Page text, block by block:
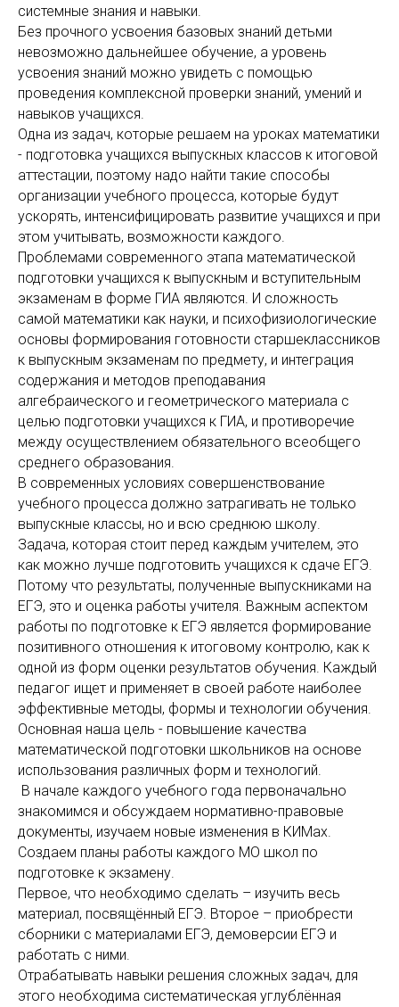
системные знания и навыки.
Без прочного усвоения базовых знаний детьми
невозможно дальнейшее обучение, а уровень
усвоения знаний можно увидеть с помощью
проведения комплексной проверки знаний, умений и
навыков учащихся.
Одна из задач, которые решаем на уроках математики
- подготовка учащихся выпускных классов к итоговой
аттестации, поэтому надо найти такие способы
организации учебного процесса, которые будут
ускорять, интенсифицировать развитие учащихся и при
этом учитывать, возможности каждого.
Проблемами современного этапа математической
подготовки учащихся к выпускным и вступительным
экзаменам в форме ГИА являются. И сложность
самой математики как науки, и психофизиологические
основы формирования готовности старшеклассников
к выпускным экзаменам по предмету, и интеграция
содержания и методов преподавания
алгебраического и геометрического материала с
целью подготовки учащихся к ГИА, и противоречие
между осуществлением обязательного всеобщего
среднего образования.
В современных условиях совершенствование
учебного процесса должно затрагивать не только
выпускные классы, но и всю среднюю школу.
Задача, которая стоит перед каждым учителем, это
как можно лучше подготовить учащихся к сдаче ЕГЭ.
Потому что результаты, полученные выпускниками на
ЕГЭ, это и оценка работы учителя. Важным аспектом
работы по подготовке к ЕГЭ является формирование
позитивного отношения к итоговому контролю, как к
одной из форм оценки результатов обучения. Каждый
педагог ищет и применяет в своей работе наиболее
эффективные методы, формы и технологии обучения.
Основная наша цель - повышение качества
математической подготовки школьников на основе
использования различных форм и технологий.
В начале каждого учебного года первоначально
знакомимся и обсуждаем нормативно-правовые
документы, изучаем новые изменения в КИМах.
Создаем планы работы каждого МО школ по
подготовке к экзамену.
Первое, что необходимо сделать – изучить весь
материал, посвящённый ЕГЭ. Второе – приобрести
сборники с материалами ЕГЭ, демоверсии ЕГЭ и
работать с ними.
Отрабатывать навыки решения сложных задач, для
этого необходима систематическая углублённая